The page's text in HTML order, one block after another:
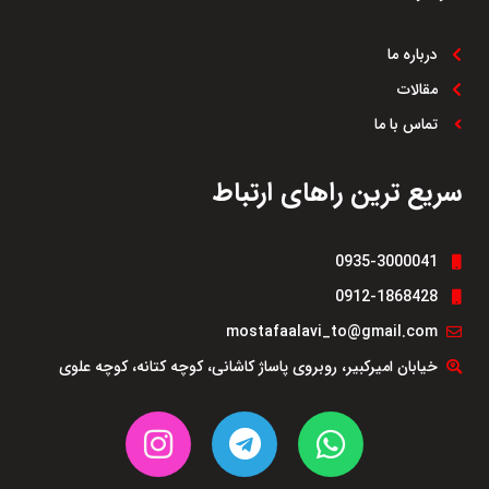
درباره ما
مقالات
تماس با ما
سریع ترین راهای ارتباط
0935-3000041
0912-1868428
mostafaalavi_to@gmail.com
خیابان امیرکبیر، روبروی پاساژ کاشانی، کوچه کتانه، کوچه علوی